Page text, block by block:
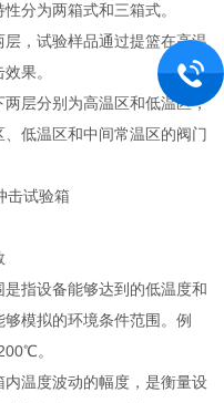
分为两箱式和三箱式。
，试验样品通过提篮在高温
果。
层分别为高温区和低温区，
低温区和中间常温区的阀门
指设备能够达到的低温度和
模拟的环境条件范围。例
。
温度波动的幅度，是衡量设